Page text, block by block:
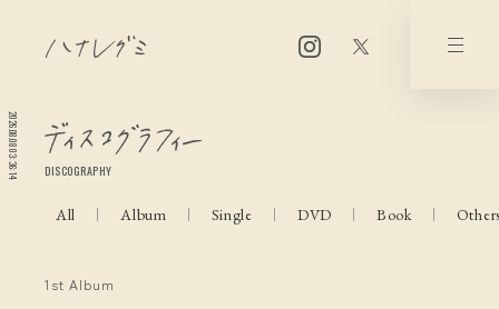
2026.08.08 03:36:15 DISCOGRAPHY
All Album Single DVD Book
1st Album